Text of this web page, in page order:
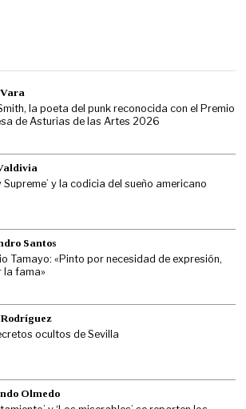
la poeta del punk reconocida con el Premio
de Asturias de las Artes 2026
Supreme’ y la codicia del sueño americano
Santos
Tamayo: «Pinto por necesidad de expresión,
la fama»
ocultos de Sevilla
Olmedo